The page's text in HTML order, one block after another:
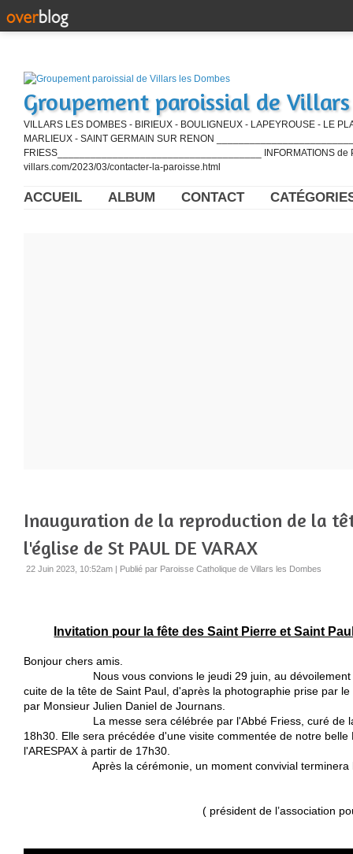
Groupement paroissial de
VILLARS LES DOMBES - BIRIEUX - BOULIGNEUX - LAPEYROUSE - LE
MARLIEUX - SAINT GERMAIN SUR RENON
FRIESS_____________________________________ INFORMATIONS de
villars.com/2023/03/contacter-la-paroisse.html
ACCUEIL ALBUM CONTACT
Inauguration de la reproduction de la
l'église de St PAUL DE VARAX
22 Juin 2023, 10:52am | Publié par Paroisse Catholique de Villars les Dombes
Invitation pour la fête des Saint Pierre et Saint
Bonjour chers amis.
Nous vous convions le jeudi 29 juin, au dévoilement
cuite de la tête de Saint Paul, d'après la photographie prise par
par Monsieur Julien Daniel de Journans.
La messe sera célébrée par l'Abbé Friess, curé de la
18h30. Elle sera précédée d'une visite commentée de notre
l'ARESPAX à partir de 17h30.
Après la cérémonie, un moment convivial terminera
( président de l’association